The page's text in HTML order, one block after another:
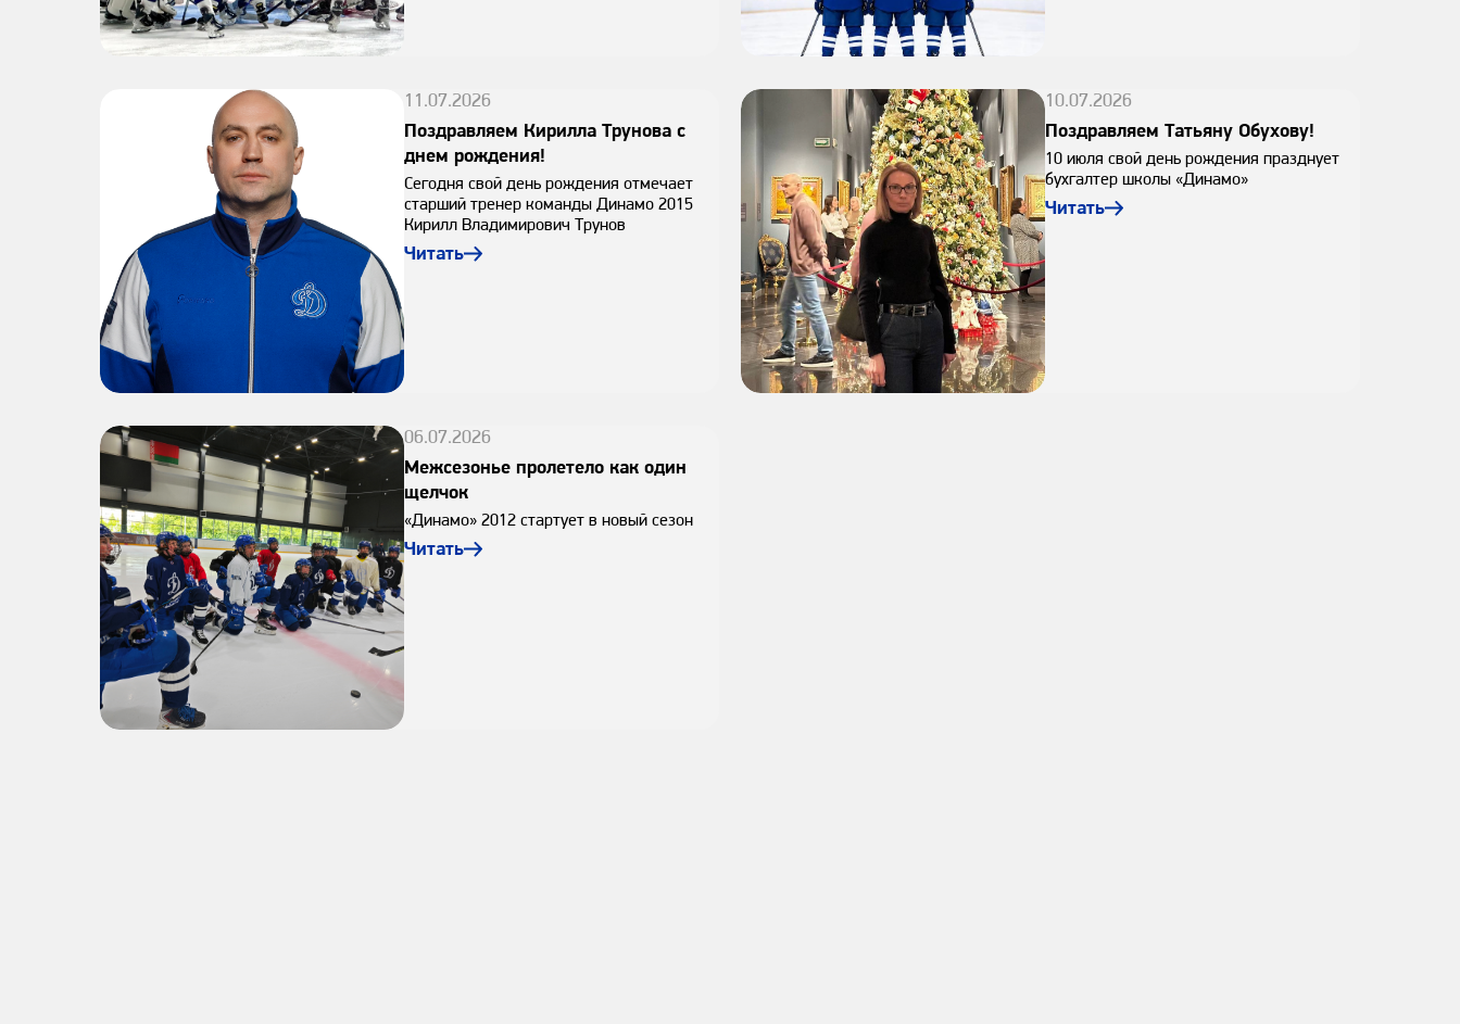
11.07.2026
Поздравляем Кирилла Трунова с
днем рождения!
Сегодня свой день рождения отмечает
старший тренер команды Динамо 2015
Кирилл Владимирович Трунов
Читать
10.07.2026
Поздравляем Татьяну Обухову!
10 июля свой день рождения празднует
бухгалтер школы «Динамо»
Читать
06.07.2026
Межсезонье пролетело как один
щелчок
«Динамо» 2012 стартует в новый сезон
Читать